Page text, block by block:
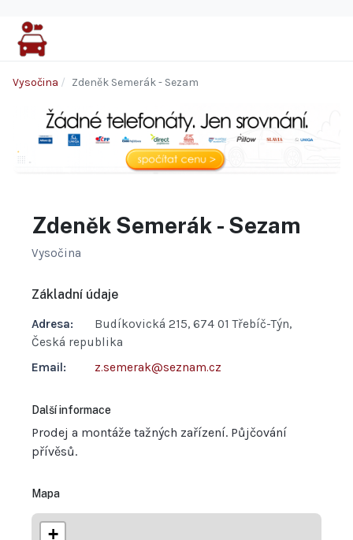
Vysočina Zdeněk Semerák - Sezam
Zdeněk Semerák - Sezam
Vysočina
Základní údaje
Adresa:
Budíkovická 215, 674 01 Třebíč-Týn,
Česká republika
Email:
z.semerak@seznam.cz
Další informace
Prodej a montáže tažných zařízení. Půjčování
přívěsů.
Mapa
+